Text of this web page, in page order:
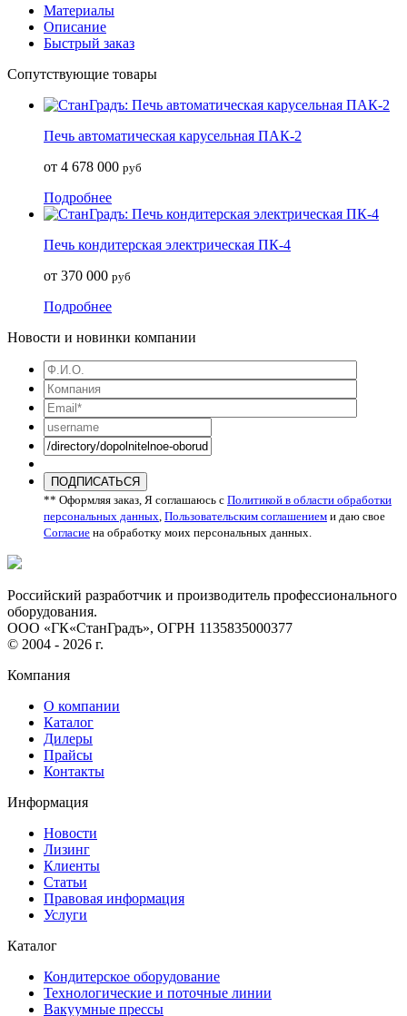
Материалы
Описание
Быстрый заказ
Сопутствующие товары
Печь автоматическая карусельная ПАК-2
от 4 678 000 руб
Подробнее
Печь кондитерская электрическая ПК-4
от 370 000 руб
Подробнее
Новости и новинки компании
ПОДПИСАТЬСЯ
** Оформляя заказ, Я соглашаюсь с Политикой в области обработки
персональных данных Пользовательским соглашением и даю свое
Согласие на обработку моих персональных данных.
Российский разработчик и производитель профессионального
оборудования.
ООО «ГК«СтанГрадъ», ОГРН 1135835000377
© 2004 - 2026 г.
Компания
О компании
Каталог
Дилеры
Прайсы
Контакты
Информация
Новости
Лизинг
Клиенты
Статьи
Правовая информация
Услуги
Каталог
Кондитерское оборудование
Технологические и поточные линии
Вакуумные прессы